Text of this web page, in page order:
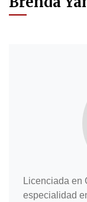
Licenciada en
especialidad